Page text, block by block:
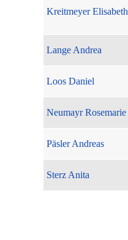
Kreitmeyer Elisabeth
Lange Andrea
Loos Daniel
Neumayr Rosemarie
Päsler Andreas
Sterz Anita